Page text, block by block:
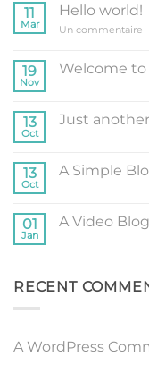
11
Mar
Hello world!
Un commentaire
19
Nov
Welcome
Welcome
13
Oct
Just
Just
A
Gallery
13
Oct
A Simple
A
01
Jan
A Video
Video
RECENT
A WordPress